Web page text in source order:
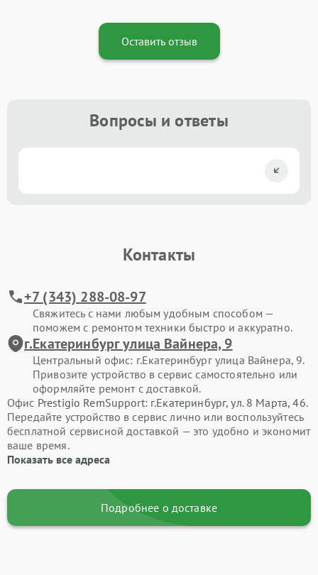
Оставить отзыв
Вопросы и ответы
Контакты
+7 (343) 288-08-97
Свяжитесь с нами любым удобным способом —
поможем с ремонтом техники быстро и аккуратно.
г.Екатеринбург улица Вайнера, 9
Центральный офис: г.Екатеринбург улица Вайнера, 9.
Привозите устройство в сервис самостоятельно или
оформляйте ремонт с доставкой.
Офис Prestigio RemSupport: г.Екатеринбург, ул. 8 Марта, 46.
Передайте устройство в сервис лично или воспользуйтесь
бесплатной сервисной доставкой — это удобно и экономит
ваше время.
Показать все адреса
Подробнее о доставке